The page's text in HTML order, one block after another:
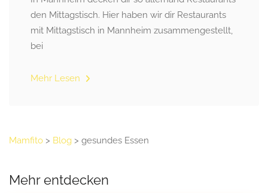
den Mittagstisch. Hier haben wir dir Restaurants
mit Mittagstisch in Mannheim zusammengestellt,
bei
Mehr Lesen
Mamfito > Blog > gesundes Essen
Mehr entdecken